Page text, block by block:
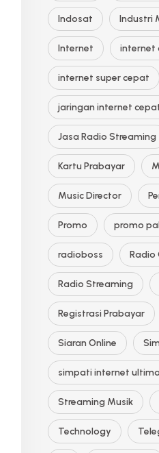
Indosat Industri
Internet internet
internet super cepat
jaringan internet
Jasa Radio Streaming
Kartu Prabayar
Music Director
Promo promo
radioboss Radio
Radio Streaming
Registrasi Prabayar
Siaran Online
simpati internet ultima
Streaming Musik
Technology